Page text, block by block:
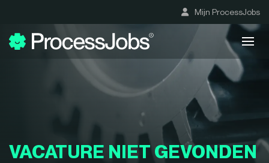
Mijn ProcessJobs
VACATURE NIET GEVONDEN